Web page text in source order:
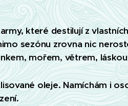
které destilují z
sezónu zrovna nic
mořem, větrem,
oleje. Namíchám i